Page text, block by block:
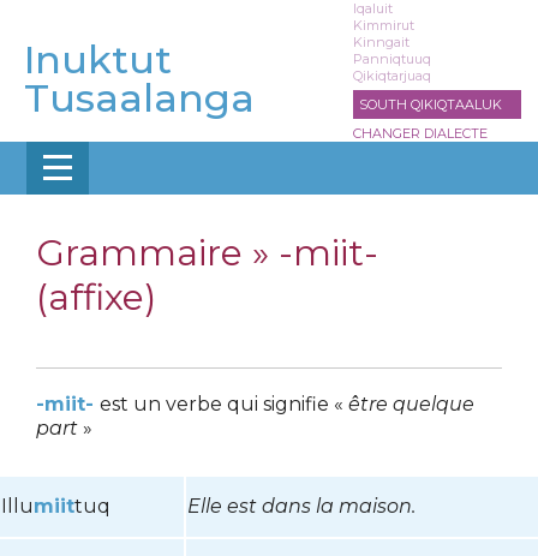
contenu
principal
Inuktut
Tusaalanga
Iqaluit
Kimmirut
Kinngait
Panniqtuuq
Qikiqtarjuaq
SOUTH QIKIQTAALUK
CHANGER DIALECTE
Grammaire » -miit-
(affixe)
-miit- est un verbe qui signifie « être quelque
part »
Illumiittuq Elle est dans la maison.